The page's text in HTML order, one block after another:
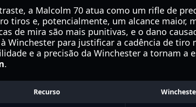
a Malcolm 70 atua como um rifle de
tiros e, potencialmente, um alcance maior,
de mira são mais punitivas, e o dano
Winchester para justificar a cadência de
e a precisão da Winchester a tornam a
.
Recurso